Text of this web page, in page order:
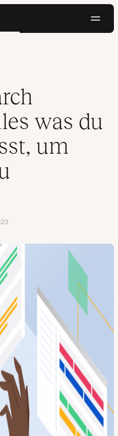
du wissen musst, um dein
was du
um